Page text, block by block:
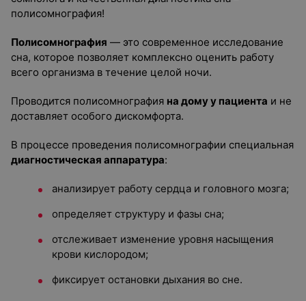
полисомнография!
Полисомнография — это современное исследование
сна, которое позволяет комплексно оценить работу
всего организма в течение целой ночи.
Проводится полисомнография на дому у пациента и не
доставляет особого дискомфорта.
В процессе проведения полисомнографии специальная
диагностическая аппаратура:
анализирует работу сердца и головного мозга;
определяет структуру и фазы сна;
отслеживает изменение уровня насыщения
крови кислородом;
фиксирует остановки дыхания во сне.